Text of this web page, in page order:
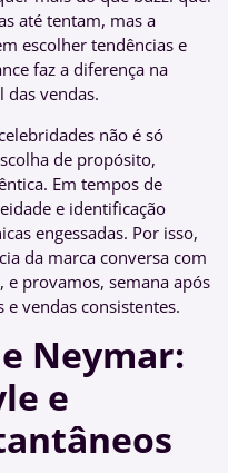
até tentam, mas a
escolher tendências e
faz a diferença na
das vendas.
não é só
de propósito,
Em tempos de
e identificação
engessadas. Por isso,
da marca conversa com
e provamos, semana após
e vendas consistentes.
Neymar:
e